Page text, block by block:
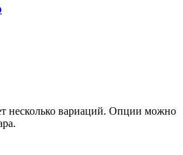
несколько вариаций. Опции можно